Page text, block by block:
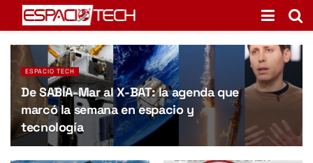
ESPACIO TECH
De SABIA-Mar al X-BAT: la agenda que
marcó la semana en espacio y
tecnología
ARGENTINA
El Ministerio de